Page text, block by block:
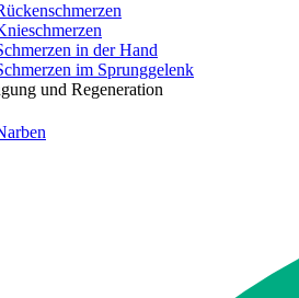
in der Hand
im Sprunggelenk
und Regeneration